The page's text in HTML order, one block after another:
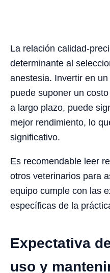
La relación calidad-
determinante al
anestesia. Invertir en
puede suponer un
a largo plazo, puede
mejor rendimiento, lo
significativo.
Es recomendable leer
otros veterinarios para
equipo cumple con las
específicas de la
Expectativa
uso y